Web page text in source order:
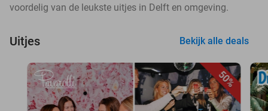
voordelig van de leukste uitjes in Delft en omgeving.
Uitjes Bekijk alle deals
50%